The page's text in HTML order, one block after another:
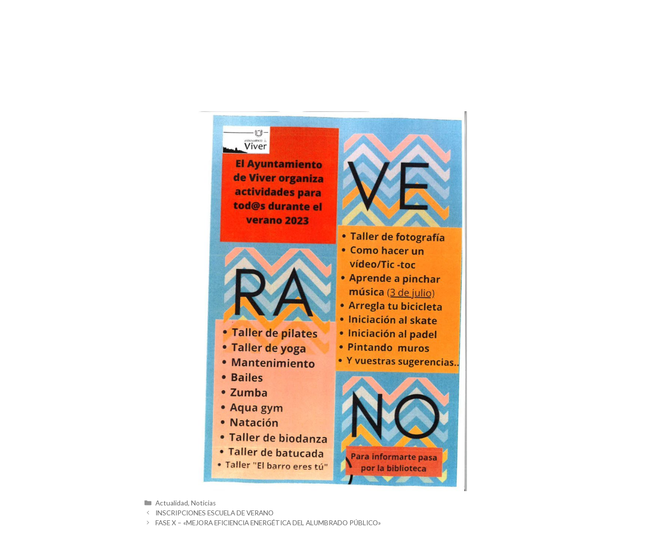
Categorías
Actualidad, Noticias
INSCRIPCIONES ESCUELA DE VERANO
FASE X – «MEJORA EFICIENCIA ENERGÉTICA DEL ALUMBRADO PÚBLICO»